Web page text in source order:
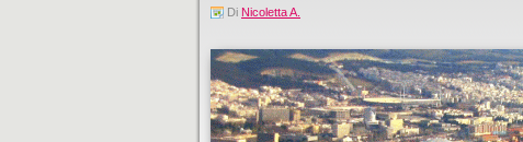
Di Nicoletta A.